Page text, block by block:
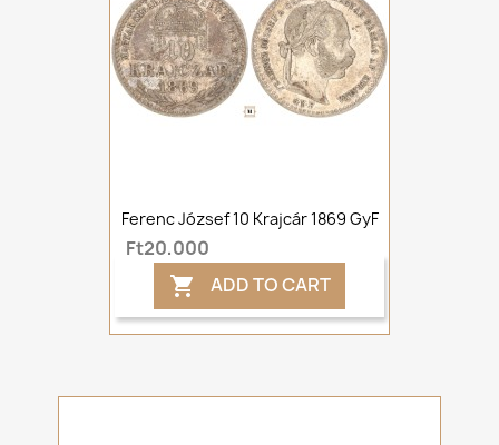
Ferenc József 10 Krajcár 1869 GyF
Ft20,000
 ADD TO CART